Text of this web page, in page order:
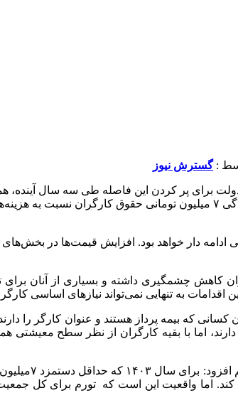
:گسترش نیوز
برای پر کردن این فاصله طی سه سال
زندگی این قشر زحمت‌کش را تهدید می‌کند. نایب رئیس کانون عالی شوراهای اسلامی کار از
دار خواهد بود. افزایش قیمت‌ها در بخش‌های
کاهش چشمگیری داشته و بسیاری از آنان
به تنهایی نمی‌تواند نیازهای اساسی
که بیمه پرداز هستند و عنوان کارگر را
اما با بقیه کارگران از نظر سطح معیشتی
اما واقعیت این است که تورم برای کل جمعیت